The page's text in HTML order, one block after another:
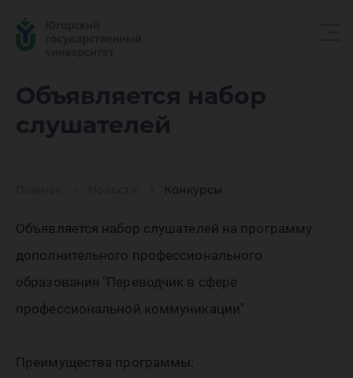
Объявляется набор
слушателей
Конкурсы
набор
Объявляется набор слушателей на программу
дополнительного профессионального
образования "Переводчик в сфере
профессиональной коммуникации"
Преимущества программы: